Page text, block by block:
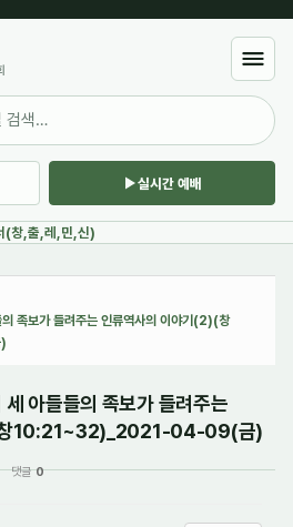
실시간 예배
(창,출,레,민,신)
족보가 들려주는 인류역사의 이야기(2)(창
아들들의 족보가 들려주는
창10:21~32)_2021-04-09(금)
댓글0
케치북5
케치북5